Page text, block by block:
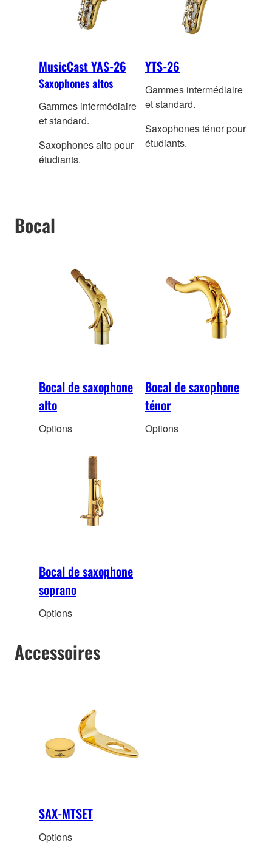
MusicCast YAS-26
Saxophones altos
Gammes intermédiaire
et standard.
Saxophones alto pour
étudiants.
YTS-26
Gammes intermédiaire
et standard.
Saxophones ténor pour
étudiants.
Bocal
Bocal de saxophone
alto
Options
Bocal de saxophone
ténor
Options
Bocal de saxophone
soprano
Options
Accessoires
SAX-MTSET
Options